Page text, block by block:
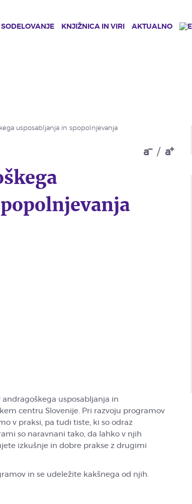
KNJIŽNICA IN VIRI AKTUALNO
usposabljanja in spopolnjevanja
a / a
usposabljanja in
centru Slovenije. Pri razvoju programov
v praksi, pa tudi tiste, ki so odraz
so naravnani tako, da lahko v njih
izkušnje in dobre prakse z drugimi
in se udeležite kakšnega od njih.